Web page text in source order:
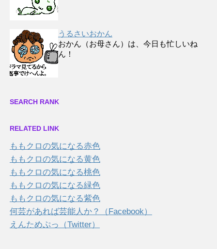
うるさいおかん
おかん（お母さん）は、今日も忙しいね
ん！
SEARCH RANK
RELATED LINK
ももクロの気になる赤色
ももクロの気になる黄色
ももクロの気になる桃色
ももクロの気になる緑色
ももクロの気になる紫色
何芸があれば芸能人か？（Facebook）
えんためぷっ（Twitter）